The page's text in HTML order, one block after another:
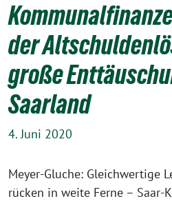
der
große
Saarland
4. Juni 2020
Meyer-Gluche: Gleichwertige
rücken in weite Ferne – Saar-